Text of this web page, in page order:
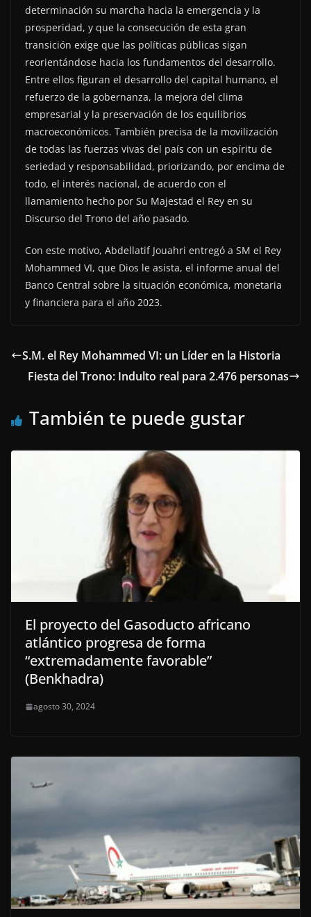
determinación su marcha hacia la emergencia y la
prosperidad, y que la consecución de esta gran
transición exige que las políticas públicas sigan
reorientándose hacia los fundamentos del desarrollo.
Entre ellos figuran el desarrollo del capital humano, el
refuerzo de la gobernanza, la mejora del clima
empresarial y la preservación de los equilibrios
macroeconómicos. También precisa de la movilización
de todas las fuerzas vivas del país con un espíritu de
seriedad y responsabilidad, priorizando, por encima de
todo, el interés nacional, de acuerdo con el
llamamiento hecho por Su Majestad el Rey en su
Discurso del Trono del año pasado.
Con este motivo, Abdellatif Jouahri entregó a SM el Rey
Mohammed VI, que Dios le asista, el informe anual del
Banco Central sobre la situación económica, monetaria
y financiera para el año 2023.
S.M. el Rey Mohammed VI: un Líder en la Historia
Fiesta del Trono: Indulto real para 2.476 personas
También te puede gustar
El proyecto del Gasoducto africano
atlántico progresa de forma
“extremadamente favorable”
(Benkhadra)
agosto 30, 2024